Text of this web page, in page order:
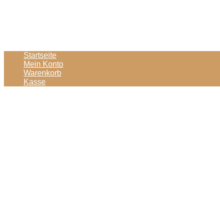
Startseite
Mein Konto
Warenkorb
Kasse